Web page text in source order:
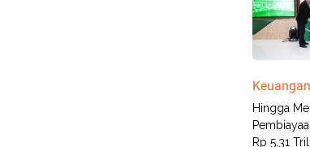
Keuangan
Hingga
Rp 5,31